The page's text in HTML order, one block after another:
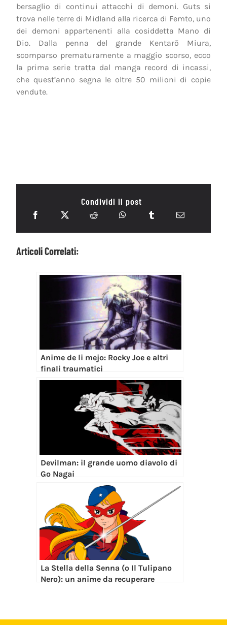
bersaglio di continui attacchi di demoni. Guts si
trova nelle terre di Midland alla ricerca di Femto, uno
dei demoni appartenenti alla cosiddetta Mano di
Dio. Dalla penna del grande Kentarō Miura,
scomparso prematuramente a maggio scorso, ecco
la prima serie tratta dal manga record di incassi,
che quest’anno segna le oltre 50 milioni di copie
vendute.
Condividi il post
Articoli Correlati:
Anime de li mejo: Rocky Joe e altri
finali traumatici
Devilman: il grande uomo diavolo di
Go Nagai
La Stella della Senna (o Il Tulipano
Nero): un anime da recuperare